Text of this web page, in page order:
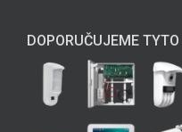
DOPORUČUJEME